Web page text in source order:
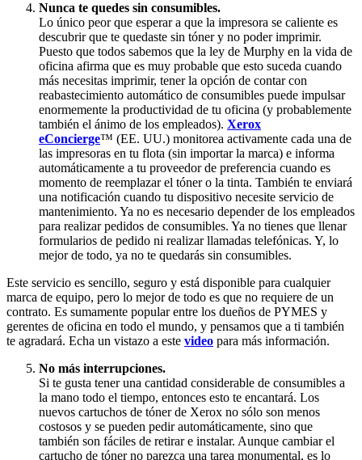
Nunca te quedes sin consumibles.
Lo único peor que esperar a que la impresora se caliente es
descubrir que te quedaste sin tóner y no poder imprimir.
Puesto que todos sabemos que la ley de Murphy en la vida de
oficina afirma que es muy probable que esto suceda cuando
más necesitas imprimir, tener la opción de contar con
reabastecimiento automático de consumibles puede impulsar
enormemente la productividad de tu oficina (y probablemente
también el ánimo de los empleados). Xerox
eConcierge™ (EE. UU.) monitorea activamente cada una de
las impresoras en tu flota (sin importar la marca) e informa
automáticamente a tu proveedor de preferencia cuando es
momento de reemplazar el tóner o la tinta. También te enviará
una notificación cuando tu dispositivo necesite servicio de
mantenimiento. Ya no es necesario depender de los empleados
para realizar pedidos de consumibles. Ya no tienes que llenar
formularios de pedido ni realizar llamadas telefónicas. Y, lo
mejor de todo, ya no te quedarás sin consumibles.
Este servicio es sencillo, seguro y está disponible para cualquier
marca de equipo, pero lo mejor de todo es que no requiere de un
contrato. Es sumamente popular entre los dueños de PYMES y
gerentes de oficina en todo el mundo, y pensamos que a ti también
te agradará. Echa un vistazo a este video para más información.
No más interrupciones.
Si te gusta tener una cantidad considerable de consumibles a
la mano todo el tiempo, entonces esto te encantará. Los
nuevos cartuchos de tóner de Xerox no sólo son menos
costosos y se pueden pedir automáticamente, sino que
también son fáciles de retirar e instalar. Aunque cambiar el
cartucho de tóner no parezca una tarea monumental, es lo